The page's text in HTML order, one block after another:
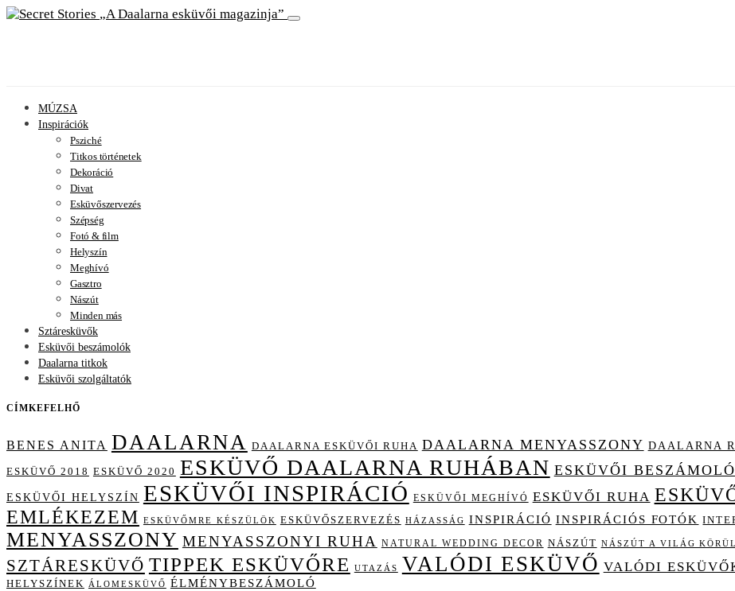
A Daalarna esküvői magazinja
MÚZSA
Inspirációk
Psziché
Titkos történetek
Dekoráció
Divat
Esküvőszervezés
Szépség
Fotó & film
Helyszín
Meghívó
Gasztro
Nászút
Minden más
Sztáresküvők
Esküvői beszámolók
Daalarna titkok
Esküvői szolgáltatók
CÍMKEFELHŐ
BENES ANITA DAALARNA DAALARNA ESKÜVŐI RUHA DAALARNA MENYASSZONY DAALARNA
ESKÜVŐ 2018 ESKÜVŐ 2020 ESKÜVŐ DAALARNA RUHÁBAN ESKÜVŐI BESZÁMOLÓ
ESKÜVŐI HELYSZÍN ESKÜVŐI INSPIRÁCIÓ ESKÜVŐI MEGHÍVÓ ESKÜVŐI RUHA
EMLÉKEZEM ESKÜVŐMRE KÉSZÜLÖK ESKÜVŐSZERVEZÉS HÁZASSÁG INSPIRÁCIÓ INSPIRÁCIÓS FOTÓK
MENYASSZONY MENYASSZONYI RUHA NATURAL WEDDING DECOR NÁSZÚT NÁSZÚT A VILÁG KÖRÜL
SZTÁRESKÜVŐ TIPPEK ESKÜVŐRE UTAZÁS VALÓDI ESKÜVŐ VALÓDI
HELYSZÍNEK
ÁLOMESKÜVŐ ÉLMÉNYBESZÁMOLÓ